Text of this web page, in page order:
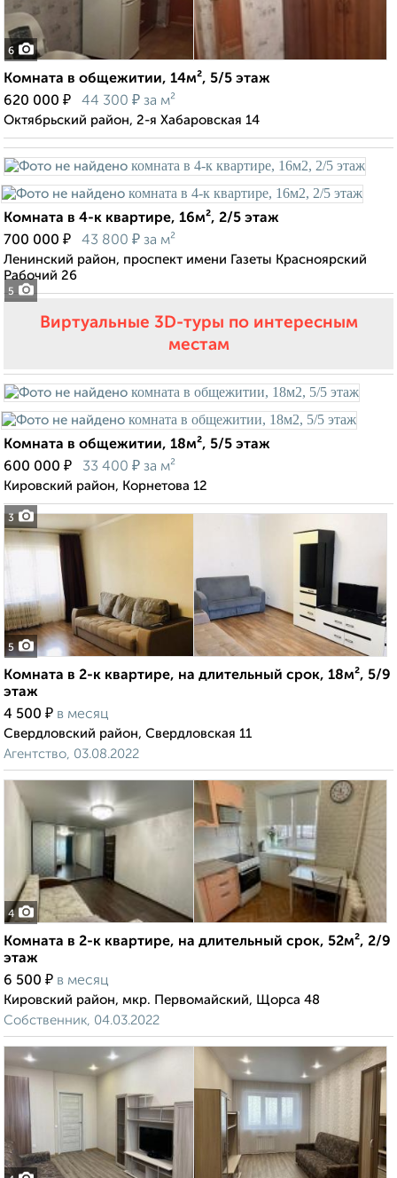
6
Комната в общежитии, 14м², 5/5 этаж
620 000 ₽ 44 300 ₽ за м²
Октябрьский район, 2-я Хабаровская 14
5
Комната в 4-к квартире, 16м², 2/5 этаж
700 000 ₽ 43 800 ₽ за м²
Ленинский район, проспект имени Газеты Красноярский
Рабочий 26
Виртуальные 3D-туры по интересным
местам
3
Комната в общежитии, 18м², 5/5 этаж
600 000 ₽ 33 400 ₽ за м²
Кировский район, Корнетова 12
5
Комната в 2-к квартире, на длительный срок, 18м², 5/9
этаж
4 500 ₽ в месяц
Свердловский район, Свердловская 11
Агентство, 03.08.2022
4
Комната в 2-к квартире, на длительный срок, 52м², 2/9
этаж
6 500 ₽ в месяц
Кировский район, мкр. Первомайский, Щорса 48
Собственник, 04.03.2022